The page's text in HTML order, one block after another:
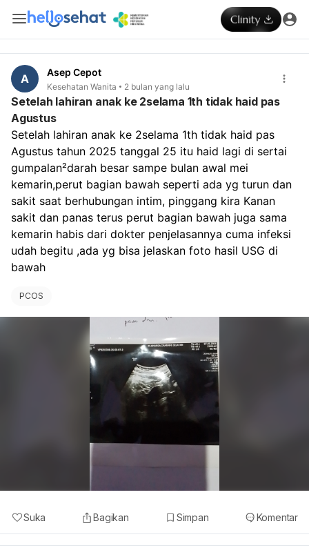
A Asep Cepot
Kesehatan Wanita 2 bulan yang lalu
Setelah lahiran anak ke 2selama 1th tidak haid pas
Agustus
Setelah lahiran anak ke 2selama 1th tidak haid pas
Agustus tahun 2025 tanggal 25 itu haid lagi di sertai
gumpalan²darah besar sampe bulan awal mei
kemarin,perut bagian bawah seperti ada yg turun dan
sakit saat berhubungan intim, pinggang kira Kanan
sakit dan panas terus perut bagian bawah juga sama
kemarin habis dari dokter penjelasannya cuma infeksi
udah begitu ,ada yg bisa jelaskan foto hasil USG di
bawah
PCOS
Suka Bagikan Simpan Komentar